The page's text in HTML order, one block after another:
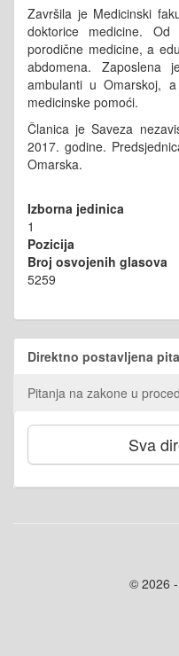
Završila je Medicinski
doktorice medicine.
porodične medicine, a
abdomena. Zaposlena
ambulanti u Omarskoj,
medicinske pomoći.
Članica je Saveza
2017. godine.
Omarska.
Izborna jedinica
1
Pozicija
Broj osvojenih glasova
5259
Direktno postavljena
Pitanja na zakone u
Sva
© 2026